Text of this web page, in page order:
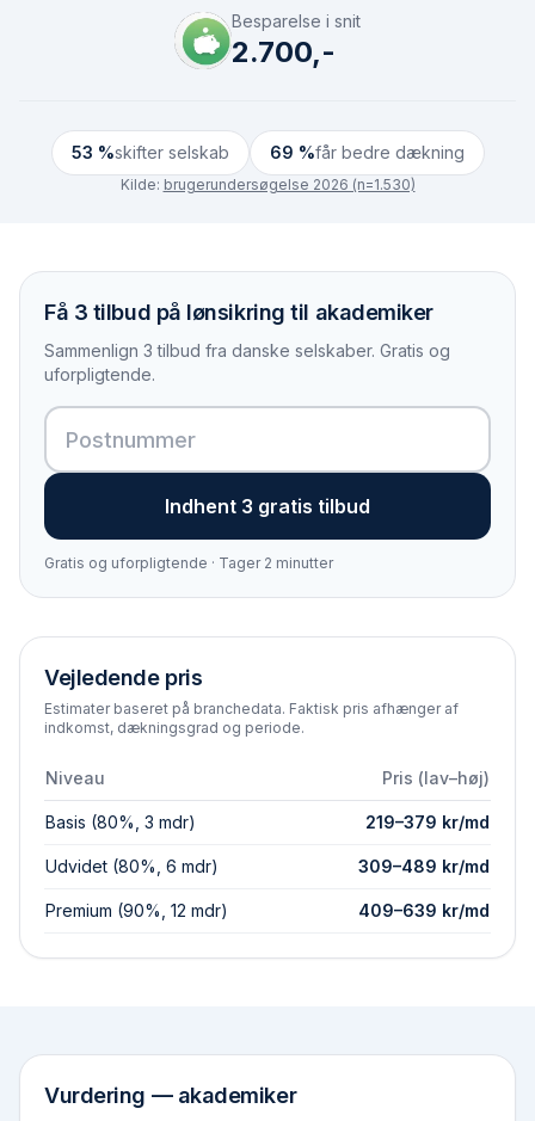
Besparelse i snit
2.700,-
53 %skifter selskab 69 %får bedre dækning
Kilde: brugerundersøgelse 2026 (n=1.530)
Få 3 tilbud på lønsikring til akademiker
Sammenlign 3 tilbud fra danske selskaber. Gratis og
uforpligtende.
Indhent 3 gratis tilbud
Gratis og uforpligtende · Tager 2 minutter
Vejledende pris
Estimater baseret på branchedata. Faktisk pris afhænger af
indkomst, dækningsgrad og periode.
Niveau Pris (lav–høj)
Basis (80%, 3 mdr) 219–379 kr/md
Udvidet (80%, 6 mdr) 309–489 kr/md
Premium (90%, 12 mdr) 409–639 kr/md
Vurdering — akademiker